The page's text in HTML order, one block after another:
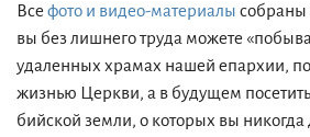
Все фото и видео-материалы собраны
вы без лишнего труда можете
удаленных храмах нашей епархии,
жизнью Церкви, а в будущем
бийской земли, о которых вы никогда